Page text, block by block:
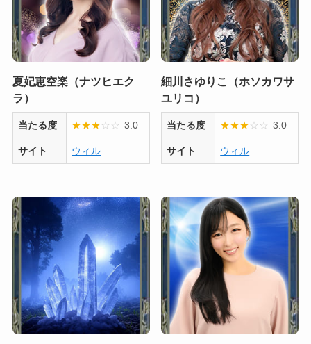
夏妃恵空楽（ナツヒエク
ラ）
当たる度 ★★★☆ ☆ 3.0
サイト ウィル
細川さゆりこ（ホソカワサ
ユリコ）
当たる度 ★★★☆ ☆ 3.0
サイト ウィル